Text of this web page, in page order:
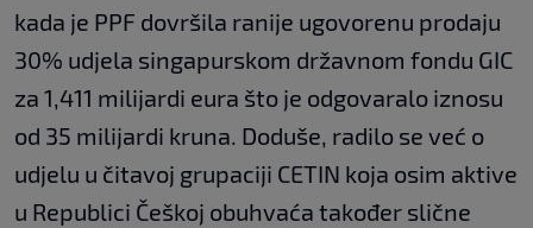
kada je PPF dovršila ranije ugovorenu prodaju
30% udjela singapurskom državnom fondu GIC
za 1,411 milijardi eura što je odgovaralo iznosu
od 35 milijardi kruna. Doduše, radilo se već o
udjelu u čitavoj grupaciji CETIN koja osim aktive
u Republici Češkoj obuhvaća također slične